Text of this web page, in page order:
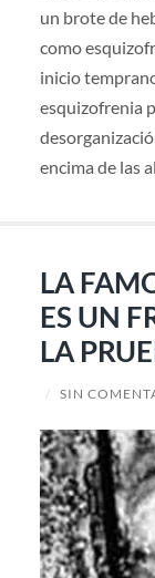
un brote de
como
inicio
esquizofrenia
encima de las
LA
ES UN
LA
/ SIN